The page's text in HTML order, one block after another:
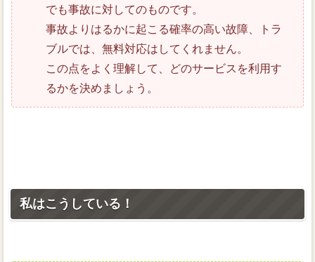
でも事故に対してのものです。
事故よりはるかに起こる確率の高い故障、トラ
ブルでは、無料対応はしてくれません。
この点をよく理解して、どのサービスを利用す
るかを決めましょう。
私はこうしている！